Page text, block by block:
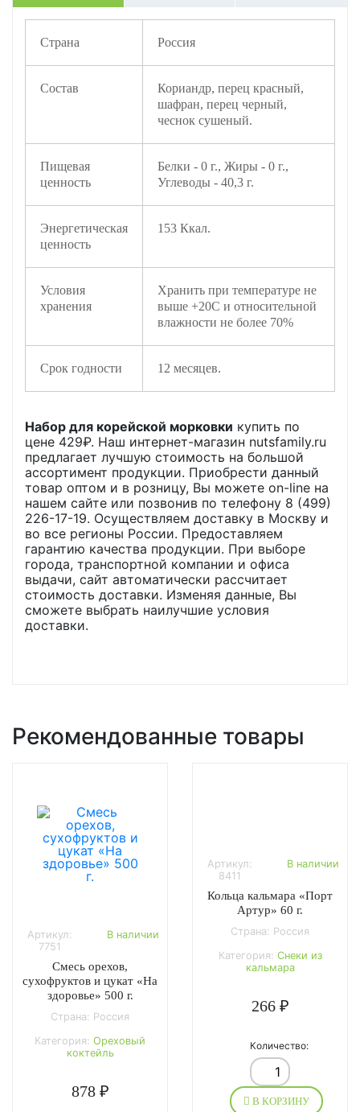
Страна Россия
Состав
Кориандр, перец красный,
шафран, перец черный,
чеснок сушеный.
Пищевая
ценность
Белки - 0 г., Жиры - 0 г.,
Углеводы - 40,3 г.
Энергетическая
ценность
153 Ккал.
Условия
хранения
Хранить при температуре не
выше +20С и относительной
влажности не более 70%
Срок годности 12 месяцев.
Набор для корейской морковки купить по
цене 429₽. Наш интернет-магазин nutsfamily.ru
предлагает лучшую стоимость на большой
ассортимент продукции. Приобрести данный
товар оптом и в розницу, Вы можете on-line на
нашем сайте или позвонив по телефону 8 (499)
226-17-19. Осуществляем доставку в Москву и
во все регионы России. Предоставляем
гарантию качества продукции. При выборе
города, транспортной компании и офиса
выдачи, сайт автоматически рассчитает
стоимость доставки. Изменяя данные, Вы
сможете выбрать наилучшие условия
доставки.
Рекомендованные товары
Артикул:
7751
В наличии
Смесь орехов,
сухофруктов и цукат «На
здоровье» 500 г.
Страна: Россия
Категория: Ореховый
коктейль
878 ₽
Артикул:
8411
В наличии
Кольца кальмара «Порт
Артур» 60 г.
Страна: Россия
Категория: Снеки из
кальмара
266 ₽
Количество:
В КОРЗИНУ